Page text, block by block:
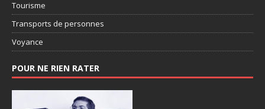
Tourisme
Transports de personnes
Voyance
POUR NE RIEN RATER